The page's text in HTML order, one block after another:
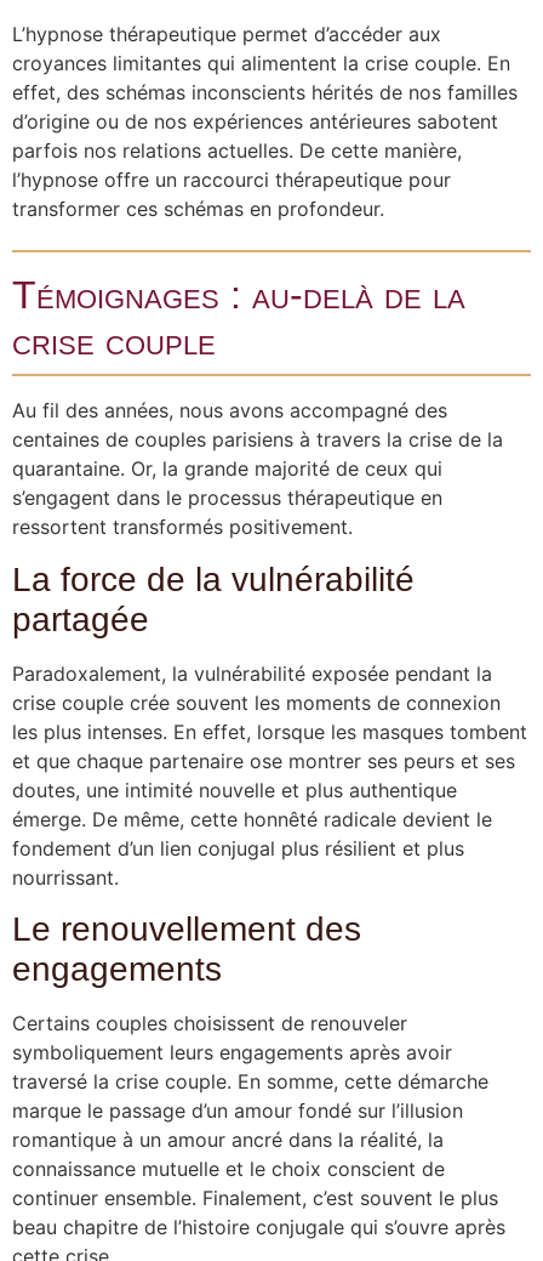
L’hypnose thérapeutique permet d’accéder aux
croyances limitantes qui alimentent la crise couple. En
effet, des schémas inconscients hérités de nos familles
d’origine ou de nos expériences antérieures sabotent
parfois nos relations actuelles. De cette manière,
l’hypnose offre un raccourci thérapeutique pour
transformer ces schémas en profondeur.
Témoignages : au-delà de la
crise couple
Au fil des années, nous avons accompagné des
centaines de couples parisiens à travers la crise de la
quarantaine. Or, la grande majorité de ceux qui
s’engagent dans le processus thérapeutique en
ressortent transformés positivement.
La force de la vulnérabilité
partagée
Paradoxalement, la vulnérabilité exposée pendant la
crise couple crée souvent les moments de connexion
les plus intenses. En effet, lorsque les masques tombent
et que chaque partenaire ose montrer ses peurs et ses
doutes, une intimité nouvelle et plus authentique
émerge. De même, cette honnêté radicale devient le
fondement d’un lien conjugal plus résilient et plus
nourrissant.
Le renouvellement des
engagements
Certains couples choisissent de renouveler
symboliquement leurs engagements après avoir
traversé la crise couple. En somme, cette démarche
marque le passage d’un amour fondé sur l’illusion
romantique à un amour ancré dans la réalité, la
connaissance mutuelle et le choix conscient de
continuer ensemble. Finalement, c’est souvent le plus
beau chapitre de l’histoire conjugale qui s’ouvre après
cette crise.